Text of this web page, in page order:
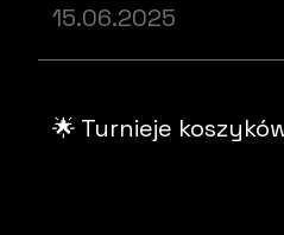
15.06.2025
🌟 Turnieje